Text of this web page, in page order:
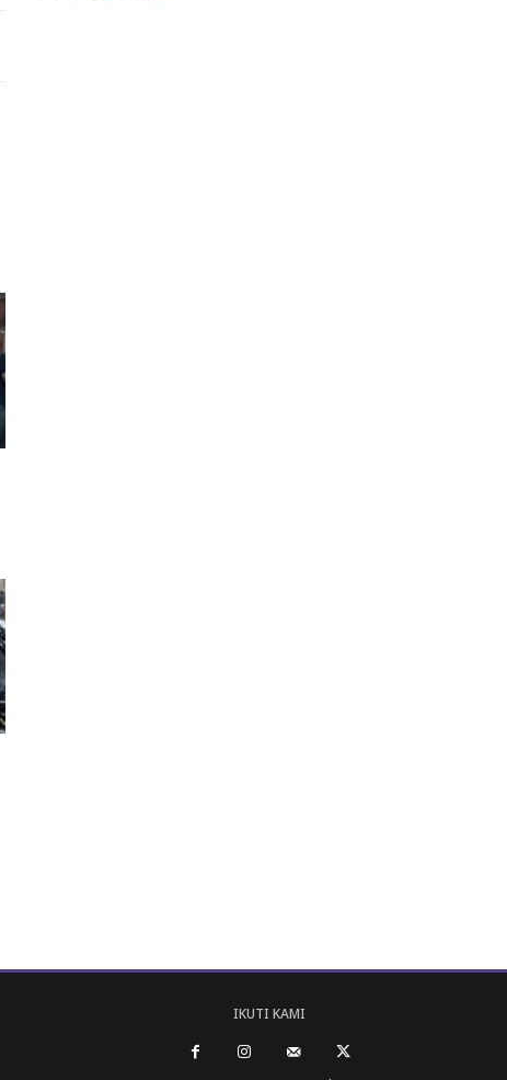
IKUTI KAMI